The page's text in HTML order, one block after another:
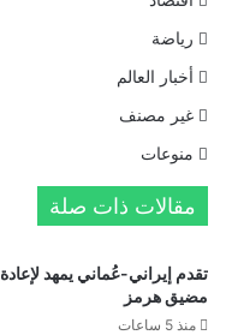
رياضة
أخبار العالم
غير مصنف
منوعات
مقالات ذات صلة
تقدم إيراني-عُماني يمهد
مضيق هرمز
منذ 5 ساعات